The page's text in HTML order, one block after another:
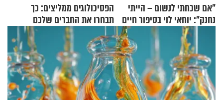
"אם שכחתי לנשום – הייתי
נחנק": יוחאי לוי בסיפור חיים
מעורר השראה
הפסיכולוגים ממליצים: כך
תבחרו את החברים שלכם
בחיים